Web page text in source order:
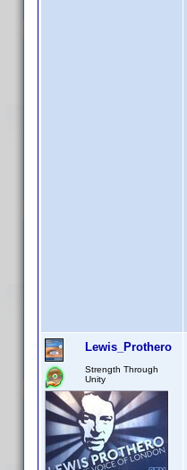
Lewis_Prothero
Strength Through
Unity